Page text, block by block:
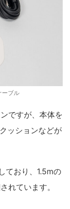
ーブル
ですが、本体を
ッションなどが
ており、1.5mの
れています。